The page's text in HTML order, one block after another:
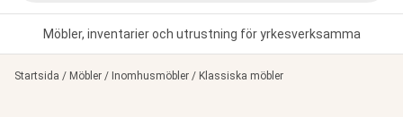
Möbler, inventarier och utrustning för yrkesverksamma
Startsida / Möbler / Inomhusmöbler / Klassiska möbler